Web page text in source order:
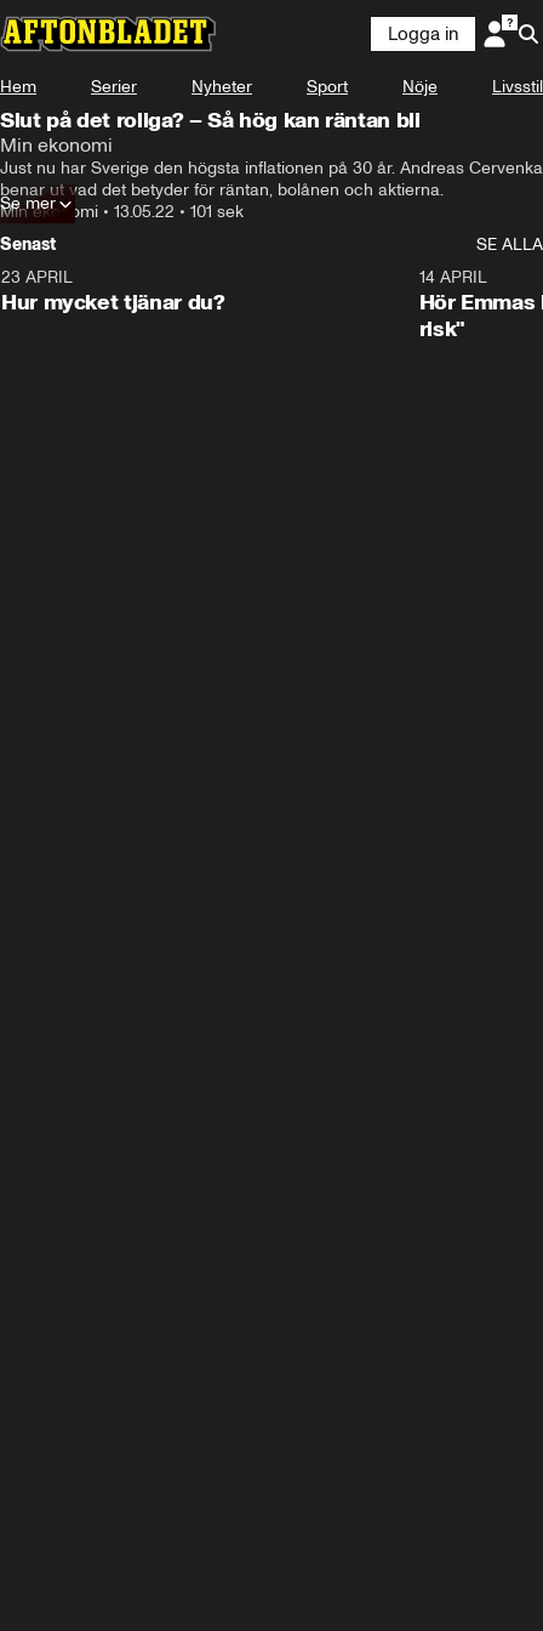
Logga in
Hem Serier Nyheter Sport Nöje Livsstil
Slut på det roliga? – Så hög kan räntan bli
Min ekonomi
Just nu har Sverige den högsta inflationen på 30 år. Andreas Cervenka
benar ut vad det betyder för räntan, bolånen och aktierna.
Min ekonomi • 13.05.22 • 101 sek
Se mer
Senast
SE ALLA
23 APRIL
Hur mycket tjänar du?
14 APRIL
Hör
risk"